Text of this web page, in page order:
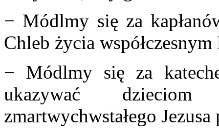
− Módlmy się za
Chleb życia
− Módlmy się za
ukazywać
zmartwychwstałego